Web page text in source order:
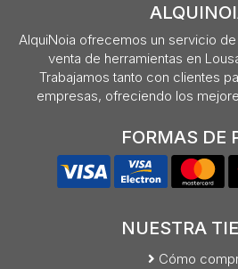
AlquiNoia ofrecemos un servicio
venta de herramientas en
Trabajamos tanto con clientes
empresas, ofreciendo los
FORMAS DE
NUESTRA
Cómo